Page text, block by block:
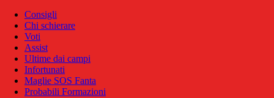
Consigli
Chi schierare
Voti
Assist
Ultime dai campi
Infortunati
Maglie SOS Fanta
Probabili Formazioni